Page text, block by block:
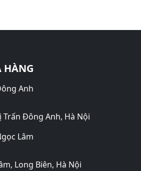
HÀNG
Anh
Trấn Đông Anh, Hà Nội
Lâm
Long Biên, Hà Nội